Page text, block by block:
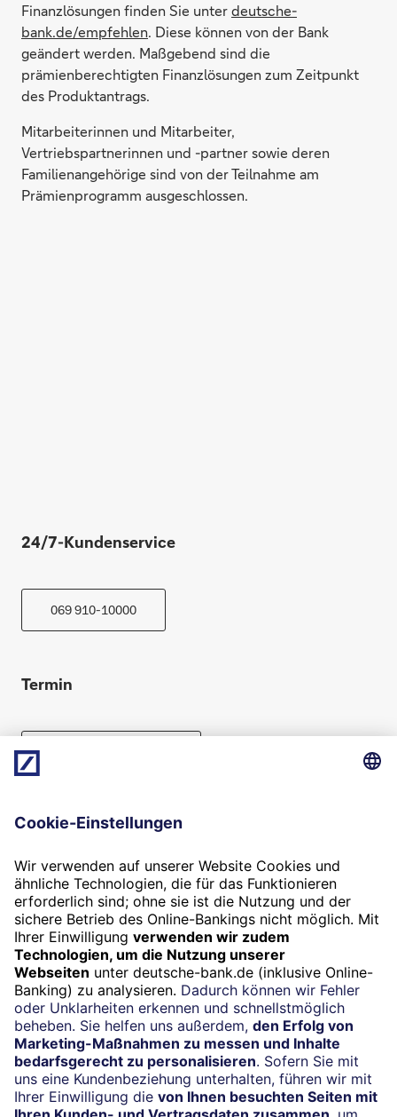
Finanzlösungen finden Sie unterdeutsche-
bank.de/empfehlen. Diese können von der Bank
geändert werden. Maßgebend sind die
prämienberechtigten Finanzlösungen zum Zeitpunkt
des Produktantrags.
Mitarbeiterinnen und Mitarbeiter,
Vertriebspartnerinnen und -partner sowie deren
Familienangehörige sind von der Teilnahme am
Prämienprogramm ausgeschlossen.
24/7-Kundenservice
069 910-10000
Termin
Folgen Sie uns
Widerruf
Vertrag widerrufen